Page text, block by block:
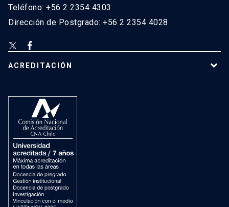
Teléfono: +56 2 2354 4303
Dirección de Postgrado: +56 2 2354 4028
ACREDITACIÓN